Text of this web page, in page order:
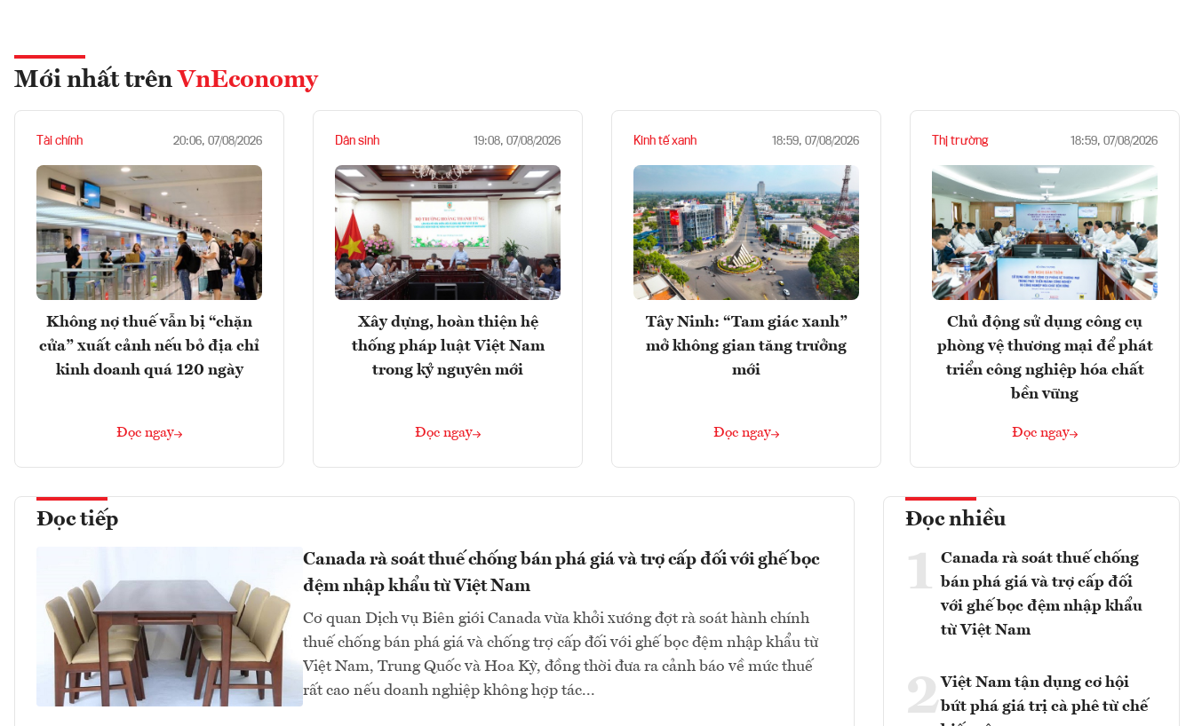
Mới nhất trên VnEconomy
Tài chính 20:06, 07/08/2026
Không nợ thuế vẫn bị “chặn
cửa” xuất cảnh nếu bỏ địa chỉ
kinh doanh quá 120 ngày
Đọc ngay
Dân sinh 19:08, 07/08/2026
Xây dựng, hoàn thiện hệ
thống pháp luật Việt Nam
trong kỷ nguyên mới
Đọc ngay
Kinh tế xanh 18:59, 07/08/2026
Tây Ninh: “Tam giác xanh”
mở không gian tăng trưởng
mới
Đọc ngay
Thị trường 18:59, 07/08/2026
Chủ động sử dụng công cụ
phòng vệ thương mại để phát
triển công nghiệp hóa chất
bền vững
Đọc ngay
Đọc tiếp
Canada rà soát thuế chống bán phá giá và trợ cấp đối với ghế bọc
đệm nhập khẩu từ Việt Nam
Cơ quan Dịch vụ Biên giới Canada vừa khởi xướng đợt rà soát hành chính
thuế chống bán phá giá và chống trợ cấp đối với ghế bọc đệm nhập khẩu từ
Việt Nam, Trung Quốc và Hoa Kỳ, đồng thời đưa ra cảnh báo về mức thuế
rất cao nếu doanh nghiệp không hợp tác...
Đọc nhiều
1 Canada rà soát thuế chống
bán phá giá và trợ cấp đối
với ghế bọc đệm nhập khẩu
từ Việt Nam
2Việt Nam tận dụng cơ hội
bứt phá giá trị cà phê từ chế